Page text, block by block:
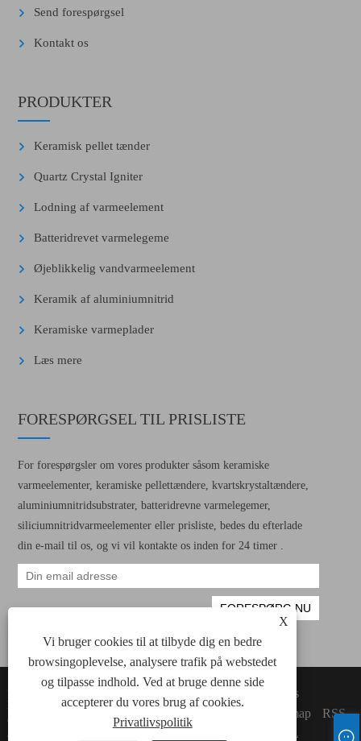
X
Vi bruger cookies til at tilbyde dig en bedre
browsingoplevelse, analysere trafik på webstedet
og tilpasse indhold. Ved at bruge denne side
accepterer du vores brug af cookies.
Privatlivspolitik
Send forespørgsel
Kontakt os
PRODUKTER
Keramisk pellet tænder
Quartz Crystal Igniter
Lodning af varmeelement
Batteridrevet varmelegeme
Øjeblikkelig vandvarmeelement
Keramik af aluminiumnitrid
Keramiske varmeplader
Læs mere
FORESPØRGSEL TIL PRISLISTE
For forespørgsler om vores produkter såsom keramiske
varmeelementer, keramiske pellettændere, kvartskrystaltændere,
aluminiumnitridsubstrater, batteridrevne varmelegemer,
siliciumnitridvarmeelementer eller prisliste, bedes du efterlade
din e-mail til os, og vi vil kontakte os inden for 24 timer .
Copyright © 2022 Xiamen Green Way
Electronic Technology Co., Ltd. Alle keramiske
opvarmningselementer, keramiske pellet -
antændere rettigheder forbeholdes.
Links
Sitemap
RSS
XML